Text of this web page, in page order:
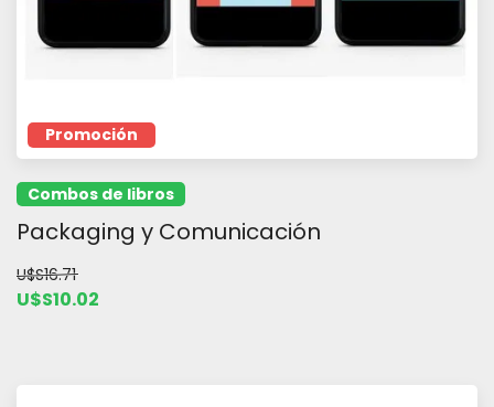
Promoción
Combos de libros
Packaging y Comunicación
U$S16.71
U$S10.02